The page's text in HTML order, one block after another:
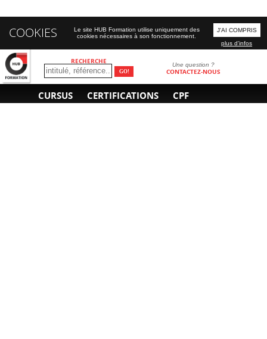
RECHERCHE Une question ?
CONTACTEZ-NOUS
CURSUS CERTIFICATIONS CPF
COOKIES
Le site HUB Formation utilise uniquement des
cookies nécessaires à son fonctionnement.
J'AI COMPRIS
plus d'infos